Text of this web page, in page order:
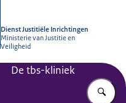
Dienst Justitiële Inrichtingen
Ministerie van Justitie en
Veiligheid
De tbs-kliniek